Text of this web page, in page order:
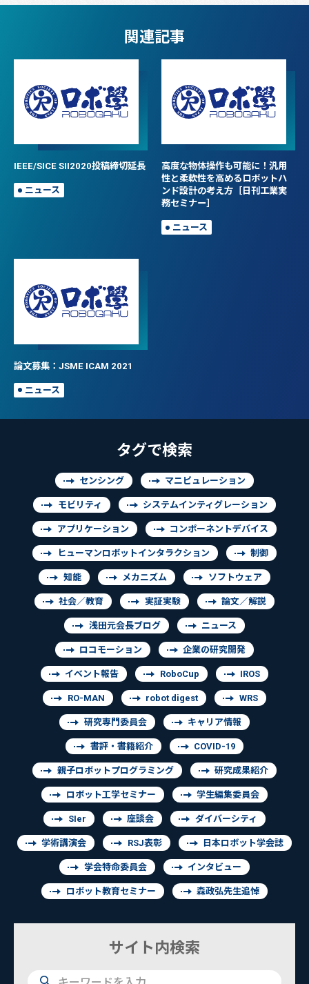
関連記事
IEEE/SICE SII2020投稿締切延長
ニュース
高度な物体操作も可能に！汎用
性と柔軟性を高めるロボットハ
ンド設計の考え方［日刊工業実
務セミナー］
ニュース
論文募集：JSME ICAM 2021
ニュース
タグで検索
センシング マニピュレーション
モビリティ システムインティグレーション
アプリケーション コンポーネントデバイス
ヒューマンロボットインタラクション 制御
知能 メカニズム ソフトウェア
社会／教育 実証実験 論文／解説
浅田元会長ブログ ニュース
ロコモーション 企業の研究開発
イベント報告 RoboCup IROS
RO-MAN robot digest WRS
研究専門委員会 キャリア情報
書評・書籍紹介 COVID-19
親子ロボットプログラミング 研究成果紹介
ロボット工学セミナー 学生編集委員会
SIer 座談会 ダイバーシティ
学術講演会 RSJ表彰 日本ロボット学会誌
学会特命委員会 インタビュー
ロボット教育セミナー 森政弘先生追悼
サイト内検索